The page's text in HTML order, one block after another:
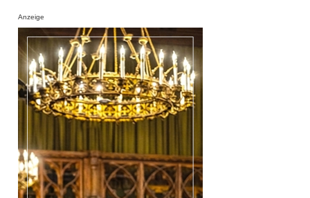
Anzeige